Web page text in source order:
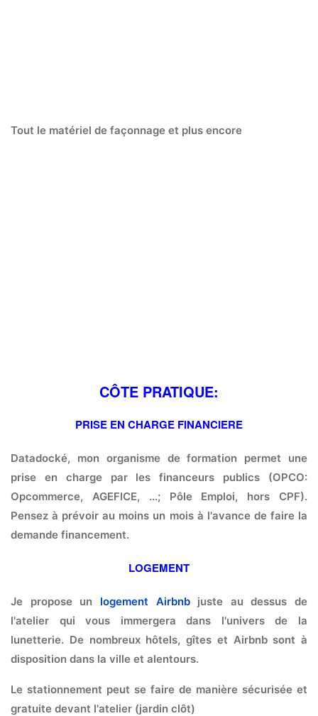
Tout le matériel de façonnage et plus encore
CÔTE PRATIQUE:
PRISE EN CHARGE FINANCIERE
Datadocké, mon organisme de formation permet une
prise en charge par les financeurs publics (OPCO:
Opcommerce, AGEFICE, ...; Pôle Emploi, hors CPF).
Pensez à prévoir au moins un mois à l'avance de faire la
demande financement.
LOGEMENT
Je propose un logement Airbnb juste au dessus de
l'atelier qui vous immergera dans l'univers de la
lunetterie. De nombreux hôtels, gîtes et Airbnb sont à
disposition dans la ville et alentours.
Le stationnement peut se faire de manière sécurisée et
gratuite devant l'atelier (jardin clôt)